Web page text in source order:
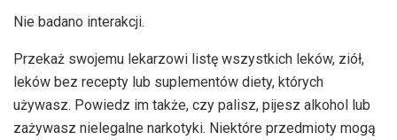
Nie badano interakcji.
Przekaż swojemu lekarzowi listę wszystkich leków, ziół,
leków bez recepty lub suplementów diety, których
używasz. Powiedz im także, czy palisz, pijesz alkohol lub
zażywasz nielegalne narkotyki. Niektóre przedmioty mogą